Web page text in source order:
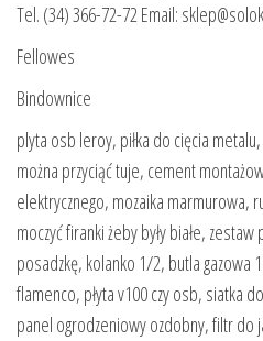
Tel. (34) 366-72-72 Email:
Fellowes
Bindownice
plyta osb leroy, piłka do cięcia
można przyciąć tuje, cement
elektrycznego, mozaika marmurowa,
moczyć firanki żeby były białe,
posadzkę, kolanko 1/2, butla gazowa
flamenco, płyta v100 czy osb, siatka
panel ogrodzeniowy ozdobny, filtr do